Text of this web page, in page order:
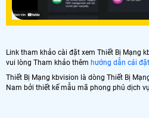
Link tham khảo cài đặt xem Thiết Bị Mạng
vui lòng Tham khảo thêm hướng dẫn cái
Thiết Bị Mạng kbvision là dòng Thiết Bị
Nam bởi thiết kế mẫu mã phong phú dịch